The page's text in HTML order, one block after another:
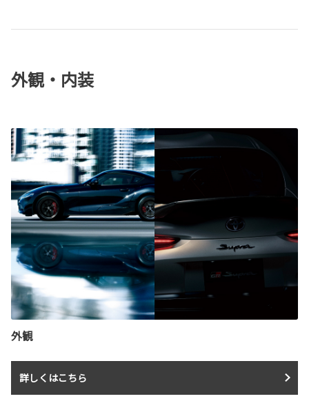
外観・内装
外観
詳しくはこちら